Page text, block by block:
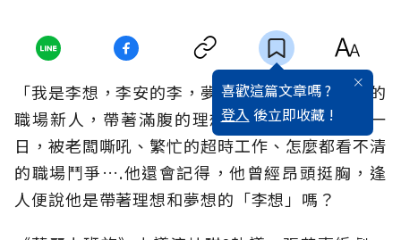
喜歡這篇文章嗎 ?
登入 後立即收藏 !
「我是李想，李安的李，夢想的想。」初生之犢的
職場新人，帶著滿腹的理想與衝勁，然而日復一
日，被老闆嘶吼、繁忙的超時工作、怎麼都看不清
的職場鬥爭….他還會記得，他曾經昂頭挺胸，逢
人便說他是帶著理想和夢想的「李想」嗎？